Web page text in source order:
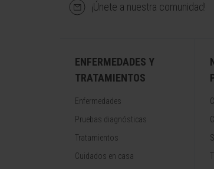
¡Únete a nuestra comunidad!
ENFERMEDADES Y
TRATAMIENTOS
Enfermedades
Pruebas diagnósticas
Tratamientos
Cuidados en casa